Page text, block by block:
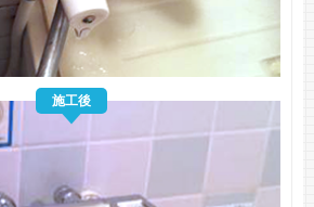
施工後